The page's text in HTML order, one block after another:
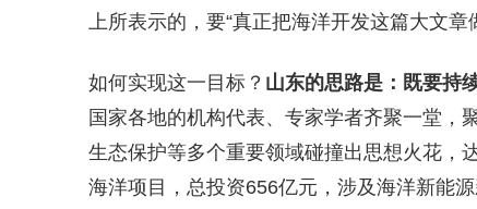
上所表示的，要“真正把海洋开发这篇大文章
如何实现这一目标？ 山东的思路是：既要持
国家各地的机构代表、专家学者齐聚一堂，
生态保护等多个重要领域碰撞出思想火花，
海洋项目，总投资656亿元，涉及海洋新能